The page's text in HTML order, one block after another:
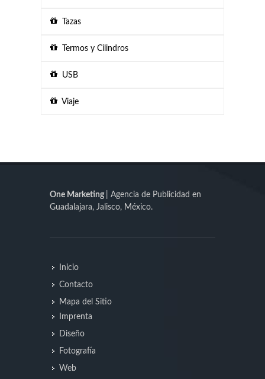
Tazas
Termos y Cilindros
USB
Viaje
One Marketing
| Agencia de Publicidad en
Guadalajara, Jalisco, México.
Inicio
Contacto
Mapa del Sitio
Imprenta
Diseño
Fotografía
Web